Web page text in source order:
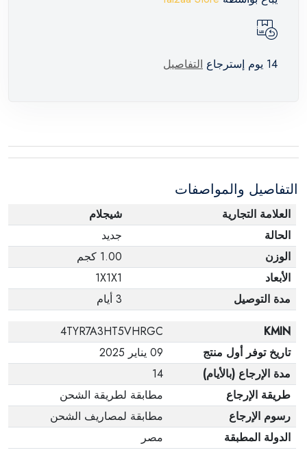
14 يوم إسترجاع التفاصيل
التفاصيل والمواصفات
العلامة التجارية
شيجلام
الحالة
جديد
الوزن
1.00 كجم
الأبعاد
1X1X1
مدة التوصيل
3 أيام
KMIN
4TYR7A3HT5VHRGC
تاريخ توفر أول منتج
09 يناير 2025
مدة الإرجاع (بالأيام)
14
طريقة الإرجاع
مطابقة لطريقة الشحن
رسوم الإرجاع
مطابقة لمصاريف الشحن
الدولة المطبقة
مصر